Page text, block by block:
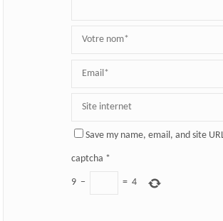
Save my name, email, and site
captcha *
9 − = 4